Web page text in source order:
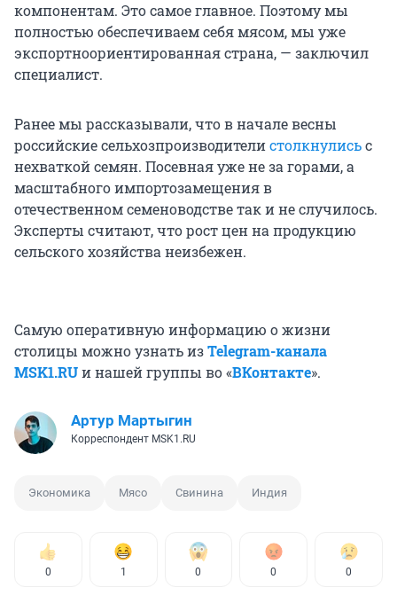
компонентам. Это самое главное. Поэтому мы
полностью обеспечиваем себя мясом, мы уже
экспортноориентированная страна, — заключил
специалист.
Ранее мы рассказывали, что в начале весны
российские сельхозпроизводителистолкнулисьс
нехваткой семян. Посевная уже не за горами, а
масштабного импортозамещения в
отечественном семеноводстве так и не случилось.
Эксперты считают, что рост цен на продукцию
сельского хозяйства неизбежен.
Самую оперативную информацию о жизни
столицы можно узнать изTelegram-канала
MSK1.RUи нашей группы во «ВКонтакте».
Артур Мартыгин
Корреспондент MSK1.RU
Экономика Мясо Свинина Индия
0 1 0 0 0